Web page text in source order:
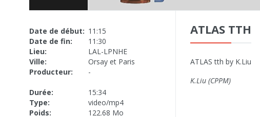
Date de début: 11:15
Date de fin:
11:30
Lieu:
LAL-LPNHE
Ville:
Orsay et Paris
Producteur:
-
Durée:
15:34
Type:
video/mp4
Poids:
122.68 Mo
ATLAS TTH
ATLAS tth by K.Liu
K.Liu (CPPM)